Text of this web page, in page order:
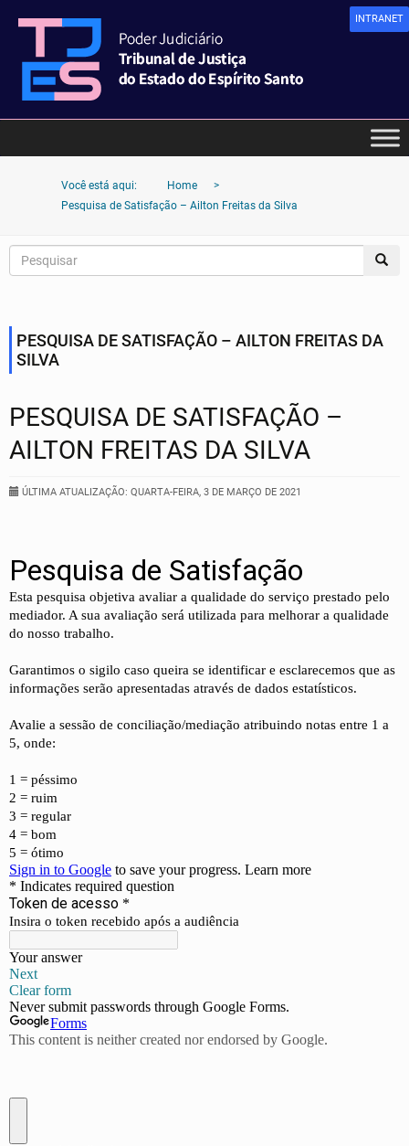
INTRANET
Você está aqui: Home
>
Pesquisa de Satisfação – Ailton Freitas da Silva
PESQUISA DE SATISFAÇÃO – AILTON FREITAS DA
SILVA
PESQUISA DE SATISFAÇÃO –
AILTON FREITAS DA SILVA
ÚLTIMA ATUALIZAÇÃO: QUARTA-FEIRA, 3 DE MARÇO DE 2021